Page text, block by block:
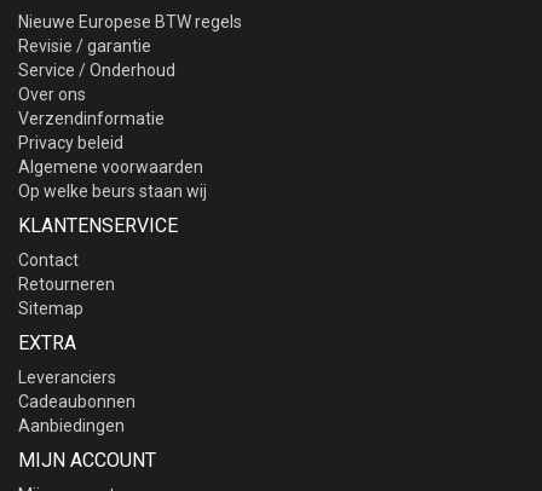
Nieuwe Europese BTW regels
Revisie / garantie
Service / Onderhoud
Over ons
Verzendinformatie
Privacy beleid
Algemene voorwaarden
Op welke beurs staan wij
KLANTENSERVICE
Contact
Retourneren
Sitemap
EXTRA
Leveranciers
Cadeaubonnen
Aanbiedingen
MIJN ACCOUNT